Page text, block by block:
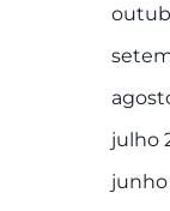
julho
junho